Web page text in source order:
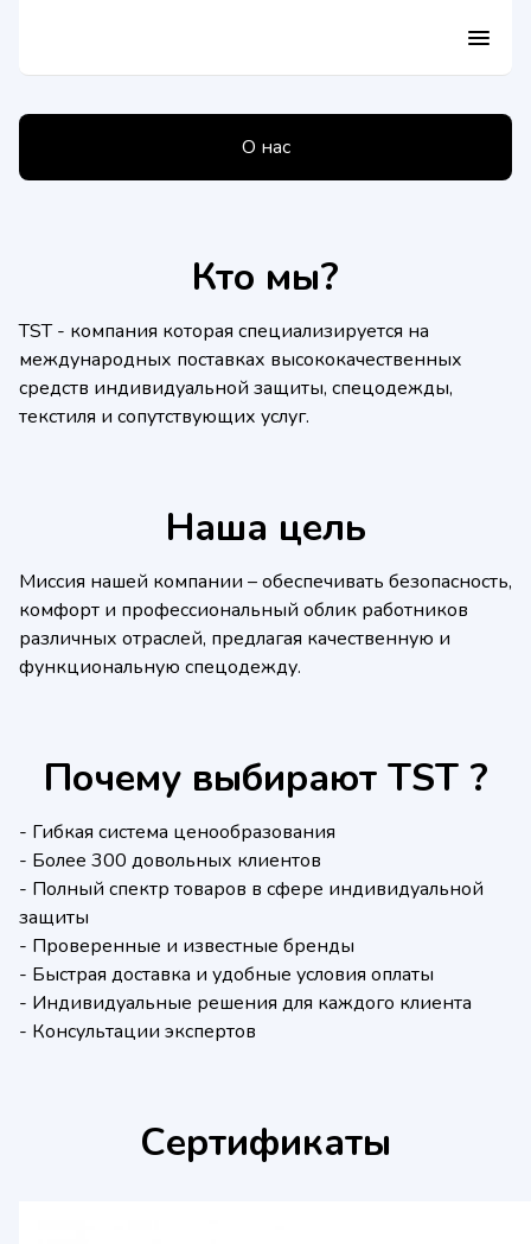
menu
О нас
Кто мы?
TST - компания которая специализируется на
международных поставках высококачественных
средств индивидуальной защиты, спецодежды,
текстиля и сопутствующих услуг.
Наша цель
Миссия нашей компании – обеспечивать безопасность,
комфорт и профессиональный облик работников
различных отраслей, предлагая качественную и
функциональную спецодежду.
Почему выбирают ТSТ ?
- Гибкая система ценообразования
- Более 300 довольных клиентов
- Полный спектр товаров в сфере индивидуальной
защиты
- Проверенные и известные бренды
- Быстрая доставка и удобные условия оплаты
- Индивидуальные решения для каждого клиента
- Консультации экспертов
Сертификаты